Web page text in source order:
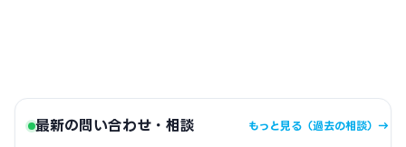
最新の問い合わせ・相談 もっと見る（過去の相談）→